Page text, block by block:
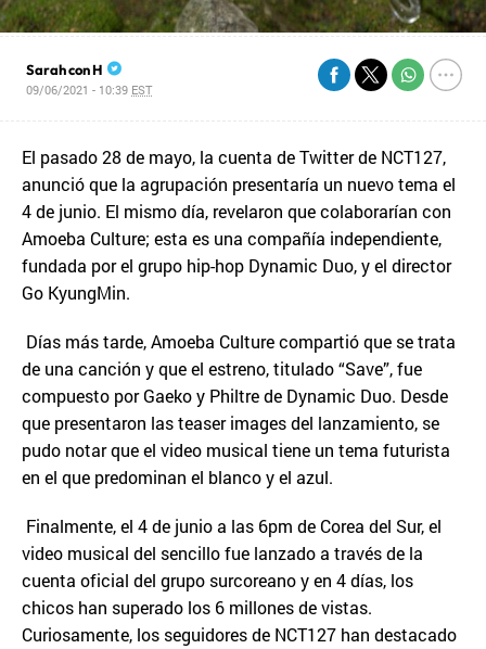
Sarah con H
09/06/2021 - 10:39 EST
El pasado 28 de mayo, la cuenta de Twitter de NCT127,
anunció que la agrupación presentaría un nuevo tema el
4 de junio. El mismo día, revelaron que colaborarían con
Amoeba Culture; esta es una compañía independiente,
fundada por el grupo hip-hop Dynamic Duo, y el director
Go KyungMin.
Días más tarde, Amoeba Culture compartió que se trata
de una canción y que el estreno, titulado “Save”, fue
compuesto por Gaeko y Philtre de Dynamic Duo. Desde
que presentaron las teaser images del lanzamiento, se
pudo notar que el video musical tiene un tema futurista
en el que predominan el blanco y el azul.
Finalmente, el 4 de junio a las 6pm de Corea del Sur, el
video musical del sencillo fue lanzado a través de la
cuenta oficial del grupo surcoreano y en 4 días, los
chicos han superado los 6 millones de vistas.
Curiosamente, los seguidores de NCT127 han destacado